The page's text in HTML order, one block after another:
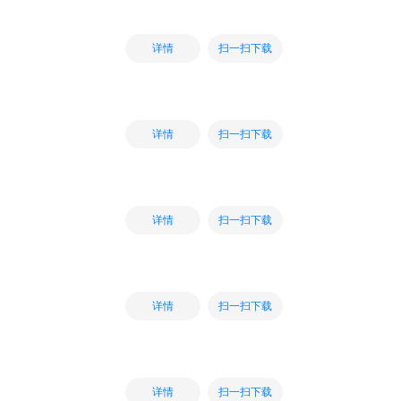
详情 扫一扫下载
详情 扫一扫下载
详情 扫一扫下载
详情 扫一扫下载
详情 扫一扫下载